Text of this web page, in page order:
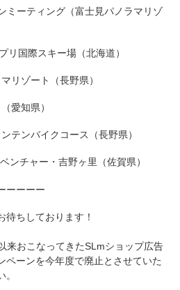
ーティング（富士見パノラマリゾ
国際スキー場（北海道）
ゾート（長野県）
知県）
ンバイクコース（長野県）
チャー・吉野ヶ里（佐賀県）
ーーーー
待ちしております！
来おこなってきたSLmショップ広告
ペーンを今年度で廃止とさせていた